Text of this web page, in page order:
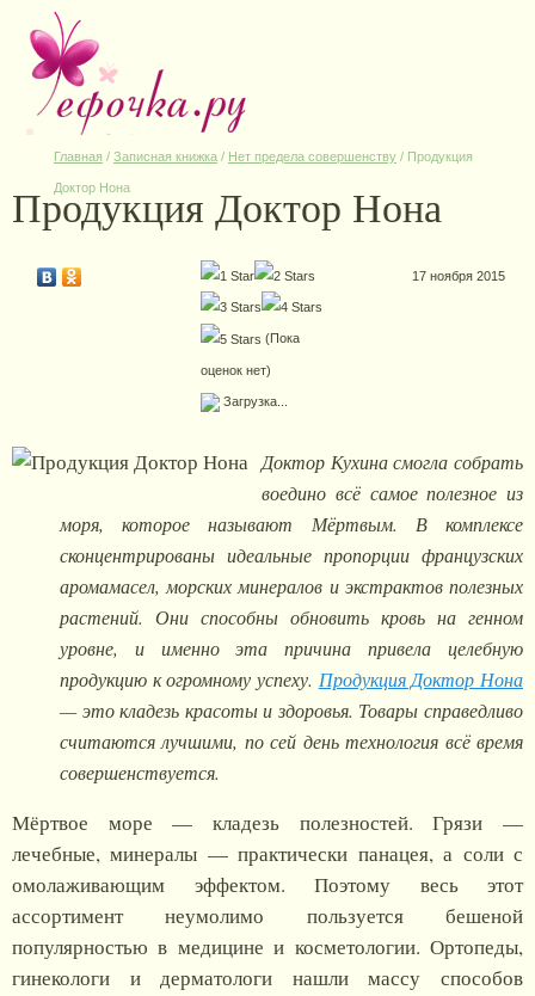
Главная / Записная книжка / Нет предела совершенству / Продукция
Доктор Нона
Продукция Доктор Нона
(Пока
оценок нет)
Загрузка...
17 ноября 2015
Доктор Кухина смогла собрать
воедино всё самое полезное из
моря, которое называют Мёртвым. В комплексе
сконцентрированы идеальные пропорции французских
аромамасел, морских минералов и экстрактов полезных
растений. Они способны обновить кровь на генном
уровне, и именно эта причина привела целебную
продукцию к огромному успеху. Продукция Доктор Нона
— это кладезь красоты и здоровья. Товары справедливо
считаются лучшими, по сей день технология всё время
совершенствуется.
Мёртвое море — кладезь полезностей. Грязи —
лечебные, минералы — практически панацея, а соли с
омолаживающим эффектом. Поэтому весь этот
ассортимент неумолимо пользуется бешеной
популярностью в медицине и косметологии. Ортопеды,
гинекологи и дерматологи нашли массу способов